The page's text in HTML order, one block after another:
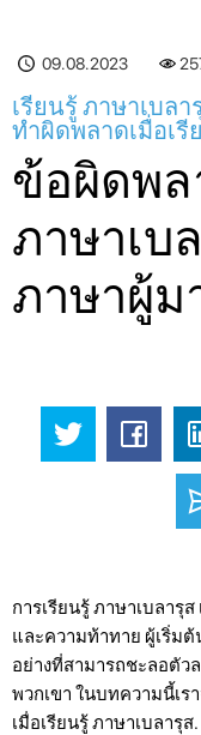
09.08.2023
เรียนรู้ ภาษาเบล
ทำผิดพลาดเมื่อเรี
ข้อผิดพล
ภาษาเบ
ภาษาผู้ม
การเรียนรู้ ภาษาเบลารุ
และความท้าทาย ผู้เริ่ม
อย่างที่สามารถชะลอตั
พวกเขา ในบทความนี้เ
เมื่อเรียนรู้ ภาษาเบลารุส.